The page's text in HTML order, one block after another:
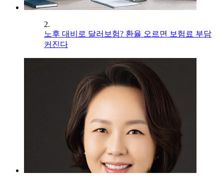
2.
노후 대비로 달러보험? 환율 오르면 보험료 부담
커진다